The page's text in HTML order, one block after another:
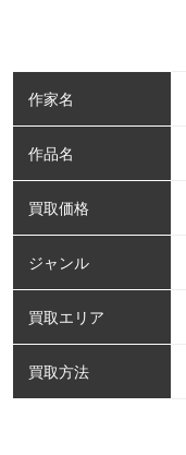
作家名
作品名
買取価格
ジャンル
買取エリア
買取方法